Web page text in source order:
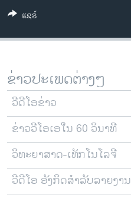
ລາຍການກະຈາຍສຽງ
ຕິດຕາມພວກເຮົາ ທີ່
ພາສາຕ່າງໆ
ແຊຣ໌
ຂ່າວປະເພດຕ່າງໆ
ວີດີໂອຂ່າວ
ຂ່າວວີໂອເອໃນ 60 ວິນາທີ
ວິທະຍາສາດ-ເທັກໂນໂລຈີ
ວີດີໂອ ອັງກິດສຳລັບລາຍງານ